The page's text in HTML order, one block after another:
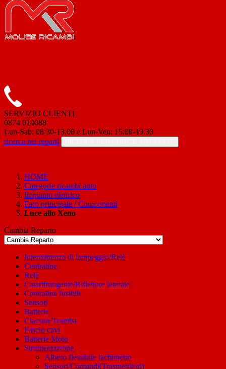
SERVIZIO CLIENTI
0874 014088
Lun-Sab: 08.30-13.00 e Lun-Ven: 15.00-19.30
ricerca nei reparti
HOME
Categorie ricambi auto
Impianto elettrico
Faro principale / Componenti
Luce allo Xeno
Cambia Reparto
Intermittenza di lampeggio/Relè
Centraline
Relè
Catarifrangente/Riflettore laterale
Centralina fusibili
Sensori
Batterie
Clacson/Tromba
Fascio cavi
Batterie Moto
Strumentazione
Albero flessibile tachimetro
Sensori/Comandi(Trasmettitori)